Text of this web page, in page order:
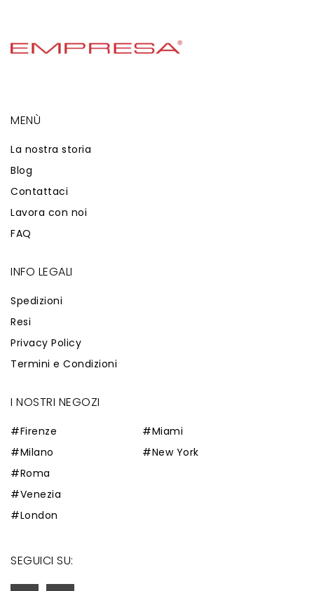
MENÙ
La nostra storia
Blog
Contattaci
Lavora con noi
FAQ
INFO LEGALI
Spedizioni
Resi
Privacy Policy
Termini e Condizioni
I NOSTRI NEGOZI
#Firenze
#Milano
#Roma
#Venezia
#London
#Miami
#New York
SEGUICI SU: